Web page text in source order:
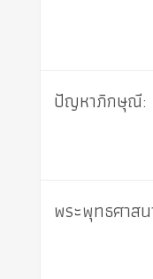
ปัญหาภิกษุณี:
พระพุทธศาส